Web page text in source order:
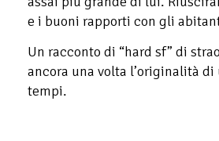
e i buoni rapporti con gli
Un racconto di “hard sf” di
ancora una volta l’originalità
tempi.